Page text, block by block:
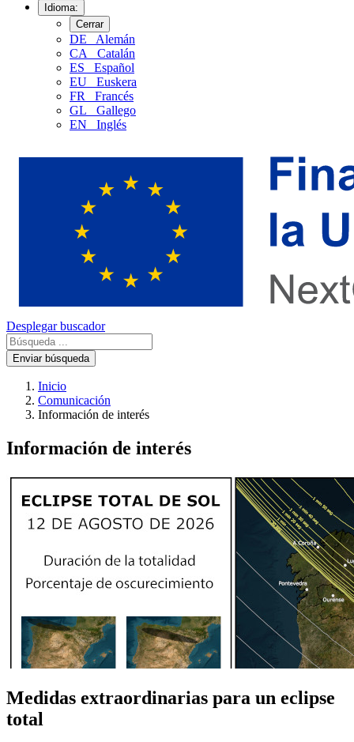
Idioma:
Cerrar
DE
Alemán
CA
Catalán
ES
Español
EU
Euskera
FR
Francés
GL
Gallego
EN
Inglés
Desplegar buscador
Enviar búsqueda
Inicio
Comunicación
Información de interés
Información de interés
Medidas extraordinarias para un eclipse
total